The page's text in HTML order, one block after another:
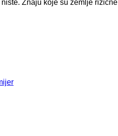
Znaju koje su zemlje rizične